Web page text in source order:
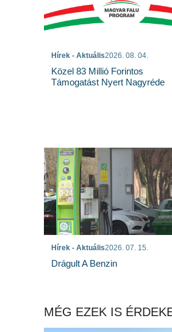
Hírek - Aktuális2026. 08. 04.
Közel 83 Millió Forintos
Támogatást Nyert Nagyréde
Hírek - Aktuális2026. 07. 15.
Drágult A Benzin
MÉG EZEK IS